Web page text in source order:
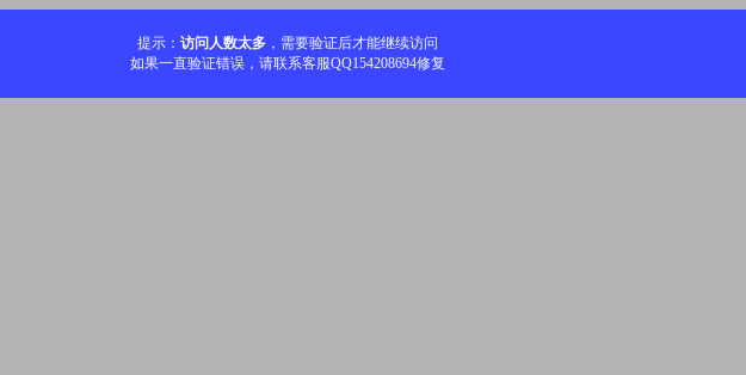
提示： 访问人数太多 ，需要验证后才能继续访问
如果一直验证错误，请联系客服QQ154208694修复